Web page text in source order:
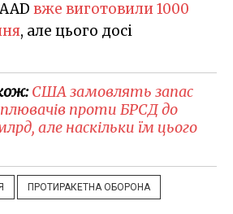
вже виготовили 1000
, але цього досі
США замовлять запас
проти БРСД до
але наскільки їм цього
ПРОТИРАКЕТНА ОБОРОНА